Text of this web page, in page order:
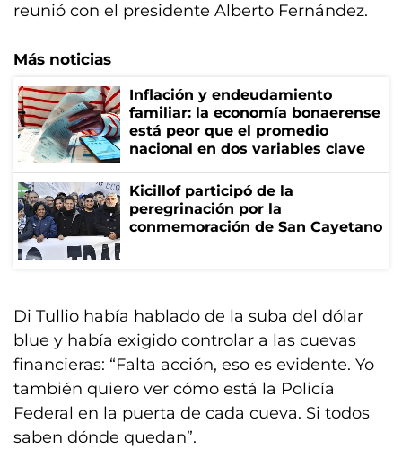
reunió con el presidente Alberto Fernández.
Más noticias
Inflación y endeudamiento
familiar: la economía bonaerense
está peor que el promedio
nacional en dos variables clave
Kicillof participó de la
peregrinación por la
conmemoración de San Cayetano
Di Tullio había hablado de la suba del dólar
blue y había exigido controlar a las cuevas
financieras: “Falta acción, eso es evidente. Yo
también quiero ver cómo está la Policía
Federal en la puerta de cada cueva. Si todos
saben dónde quedan”.